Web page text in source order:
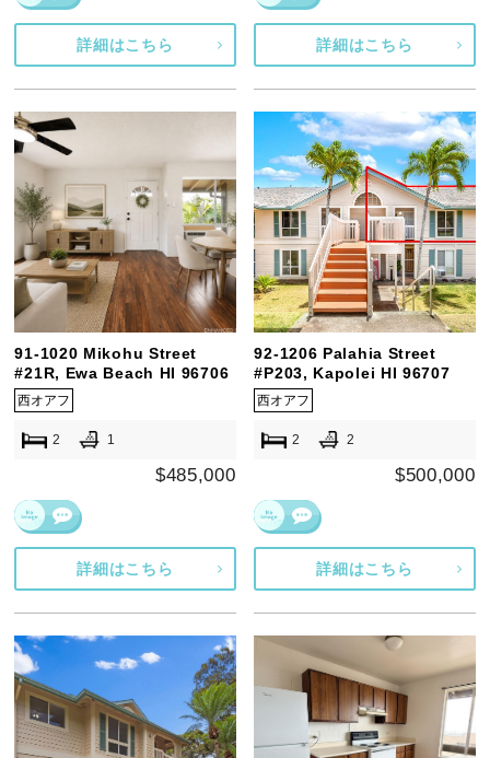
詳細はこちら 詳細はこちら
91-1020 Mikohu Street
#21R, Ewa Beach HI 96706
西オアフ
2 1
$485,000
詳細はこちら
92-1206 Palahia Street
#P203, Kapolei HI 96707
西オアフ
2 2
$500,000
詳細はこちら